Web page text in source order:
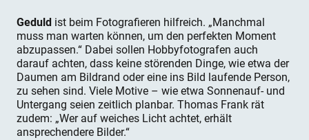
Geduld ist beim Fotografieren hilfreich. „Manchmal
muss man warten können, um den perfekten Moment
abzupassen.“ Dabei sollen Hobbyfotografen auch
darauf achten, dass keine störenden Dinge, wie etwa der
Daumen am Bildrand oder eine ins Bild laufende Person,
zu sehen sind. Viele Motive – wie etwa Sonnenauf- und
Untergang seien zeitlich planbar. Thomas Frank rät
zudem: „Wer auf weiches Licht achtet, erhält
ansprechendere Bilder.“